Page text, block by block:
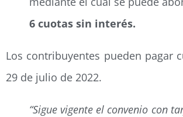
6 cuotas sin interés.
Los contribuyentes pueden pagar
29 de julio de 2022.
“Sigue vigente el convenio con